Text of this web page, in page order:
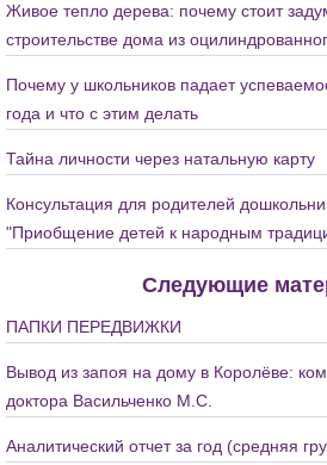
Живое тепло дерева: почему стоит
строительстве дома из
Почему у школьников падает
года и что с этим делать
Тайна личности через натальную карту
Консультация для родителей
"Приобщение детей к народным
Следующие
ПАПКИ ПЕРЕДВИЖКИ
Вывод из запоя на дому в Королёве:
доктора Васильченко М.С.
Аналитический отчет за год (средняя